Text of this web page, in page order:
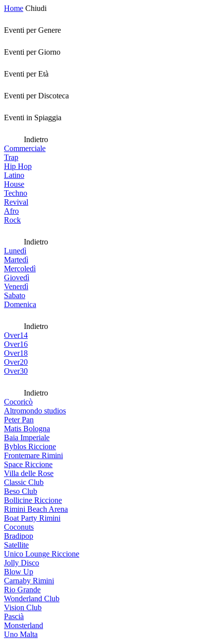
Home Chiudi
Eventi per Genere
Eventi per Giorno
Eventi per Età
Eventi per Discoteca
Eventi in Spiaggia
Indietro
Commerciale
Trap
Hip Hop
Latino
House
Techno
Revival
Afro
Rock
Indietro
Lunedì
Martedì
Mercoledì
Giovedì
Venerdì
Sabato
Domenica
Indietro
Over14
Over16
Over18
Over20
Over30
Indietro
Cocoricò
Altromondo studios
Peter Pan
Matis Bologna
Baia Imperiale
Byblos Riccione
Frontemare Rimini
Space Riccione
Villa delle Rose
Classic Club
Beso Club
Bollicine Riccione
Rimini Beach Arena
Boat Party Rimini
Coconuts
Bradipop
Satellite
Unico Lounge Riccione
Jolly Disco
Blow Up
Carnaby Rimini
Rio Grande
Wonderland Club
Vision Club
Pascià
Monsterland
Uno Malta